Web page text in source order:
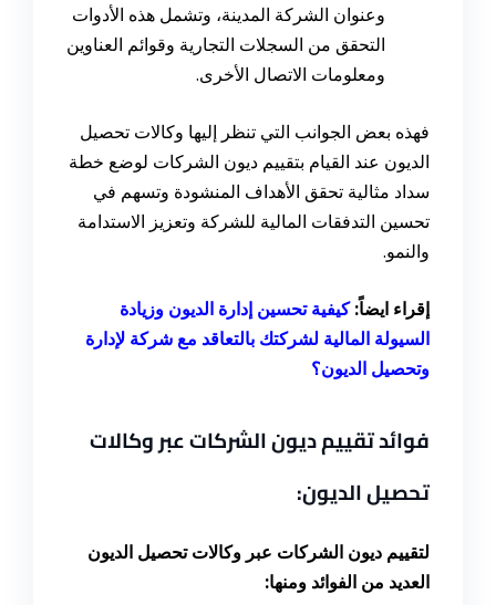
وعنوان الشركة المدينة، وتشمل هذه الأدوات
التحقق من السجلات التجارية وقوائم العناوين
ومعلومات الاتصال الأخرى.
فهذه بعض الجوانب التي تنظر إليها وكالات تحصيل
الديون عند القيام بتقييم ديون الشركات لوضع خطة
سداد مثالية تحقق الأهداف المنشودة وتسهم في
تحسين التدفقات المالية للشركة وتعزيز الاستدامة
والنمو.
إقراء ايضاً:كيفية تحسين إدارة الديون وزيادة
السيولة المالية لشركتك بالتعاقد مع شركة لإدارة
وتحصيل الديون؟
فوائد تقييم ديون الشركات عبر وكالات
تحصيل الديون:
لتقييم ديون الشركات عبر وكالات تحصيل الديون
العديد من الفوائد ومنها: